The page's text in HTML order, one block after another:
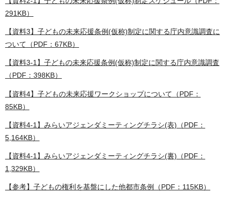
291KB）
【資料3】子どもの未来応援条例(仮称)制定に関する庁内意識調査に
ついて（PDF：67KB）
【資料3-1】子どもの未来応援条例(仮称)制定に関する庁内意識調査
（PDF：398KB）
【資料4】子どもの未来応援ワークショップについて（PDF：
85KB）
【資料4-1】みらいアジェンダミーティングチラシ(表)（PDF：
5,164KB）
【資料4-1】みらいアジェンダミーティングチラシ(裏)（PDF：
1,329KB）
【参考】子どもの権利を基盤にした他都市条例（PDF：115KB）